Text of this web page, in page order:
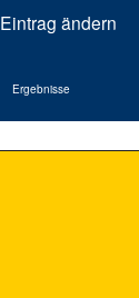
Eintrag ändern
Ergebnisse